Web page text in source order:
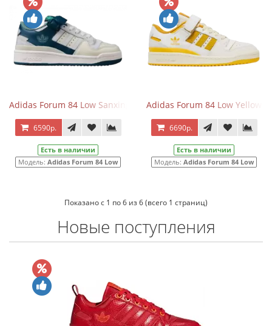
Adidas Forum 84 Low Sanxingdui
6590р.
Есть в наличии
Модель: Adidas Forum 84 Low
Adidas Forum 84 Low Yellow
6690р.
Есть в наличии
Модель: Adidas Forum 84 Low
Показано с 1 по 6 из 6 (всего 1 страниц)
Новые поступления